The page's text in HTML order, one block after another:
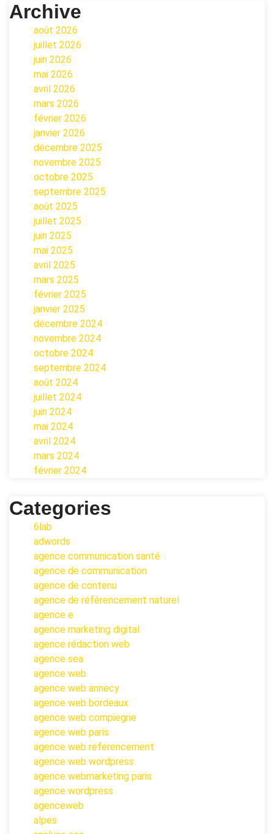
Archive
août 2026
juillet 2026
juin 2026
mai 2026
avril 2026
mars 2026
février 2026
janvier 2026
décembre 2025
novembre 2025
octobre 2025
septembre 2025
août 2025
juillet 2025
juin 2025
mai 2025
avril 2025
mars 2025
février 2025
janvier 2025
décembre 2024
novembre 2024
octobre 2024
septembre 2024
août 2024
juillet 2024
juin 2024
mai 2024
avril 2024
mars 2024
février 2024
Categories
6lab
adwords
agence communication santé
agence de communication
agence de contenu
agence de référencement naturel
agence e
agence marketing digital
agence rédaction web
agence sea
agence web
agence web annecy
agence web bordeaux
agence web compiegne
agence web paris
agence web referencement
agence web wordpress
agence webmarketing paris
agence wordpress
agenceweb
alpes